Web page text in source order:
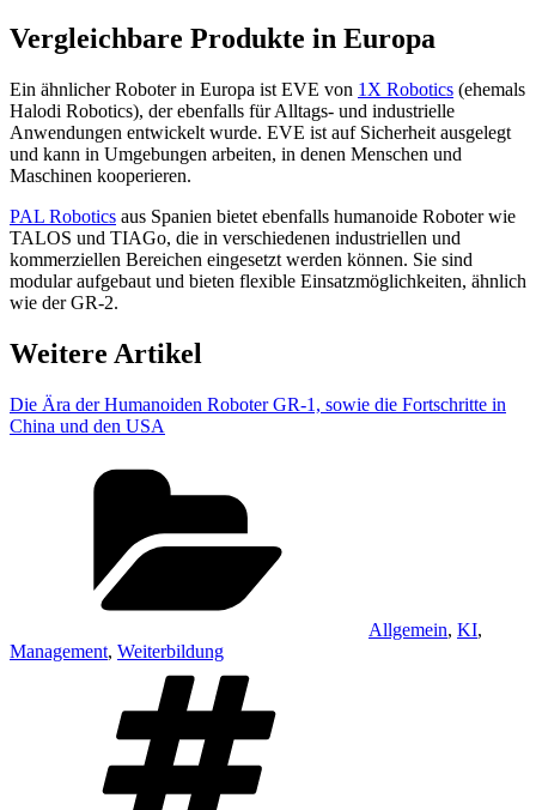
Vergleichbare Produkte in Europa
Ein ähnlicher Roboter in Europa ist EVE von 1X Robotics (ehemals
Halodi Robotics), der ebenfalls für Alltags- und industrielle
Anwendungen entwickelt wurde. EVE ist auf Sicherheit ausgelegt
und kann in Umgebungen arbeiten, in denen Menschen und
Maschinen kooperieren.
PAL Robotics aus Spanien bietet ebenfalls humanoide Roboter wie
TALOS und TIAGo, die in verschiedenen industriellen und
kommerziellen Bereichen eingesetzt werden können. Sie sind
modular aufgebaut und bieten flexible Einsatzmöglichkeiten, ähnlich
wie der GR-2.
Weitere Artikel
Die Ära der Humanoiden Roboter GR-1, sowie die Fortschritte in
China und den USA
Allgemein, KI,
Management, Weiterbildung